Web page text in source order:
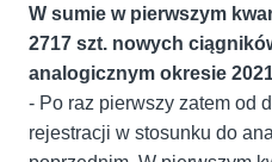
W sumie w pierwszym
2717 szt. nowych
analogicznym okresie
- Po raz pierwszy zatem od
rejestracji w stosunku do